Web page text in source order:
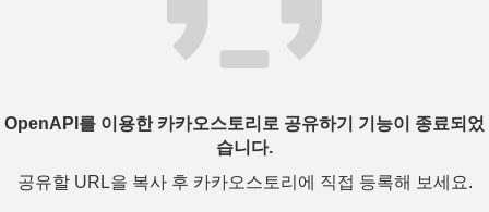
OpenAPI를 이용한 카카오스토리로 공유하기 기능이 종료되었
습니다.
공유할 URL을 복사 후 카카오스토리에 직접 등록해 보세요.